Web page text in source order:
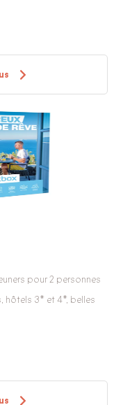
pour 2 personnes
hôtels 3* et 4*, belles